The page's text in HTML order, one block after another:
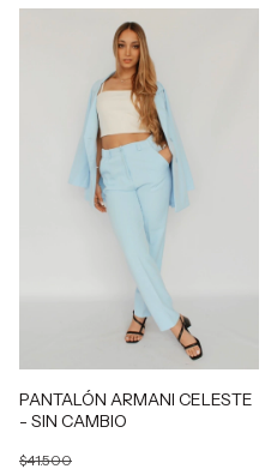
PANTALÓN ARMANI CELESTE
- SIN CAMBIO
$41.500